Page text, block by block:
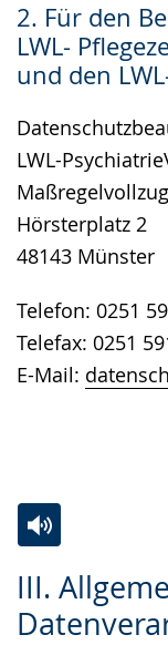
2. Für den
LWL-
und den
LWL-
Hörsterplatz 2
48143 Münster
Telefon: 0251
Telefax: 0251
E-Mail:
III.
Leichten
Sprache
Audio-
Unterstützung.
Video
in